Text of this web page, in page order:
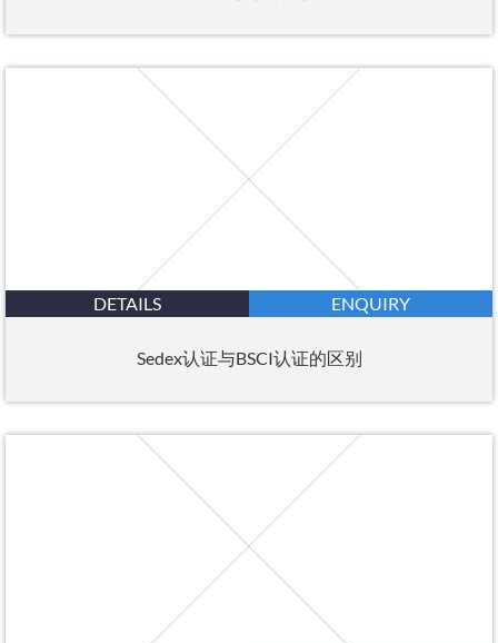
DETAILS ENQUIRY
Sedex认证与BSCI认证的区别